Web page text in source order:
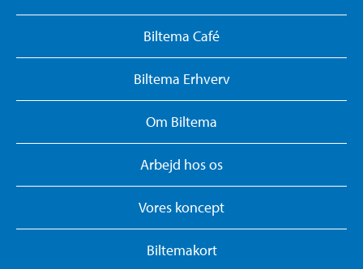
Biltema Café
Biltema Erhverv
Om Biltema
Arbejd hos os
Vores koncept
Biltemakort